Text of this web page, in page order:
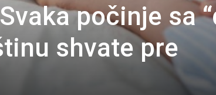
počinje sa
shvate pre